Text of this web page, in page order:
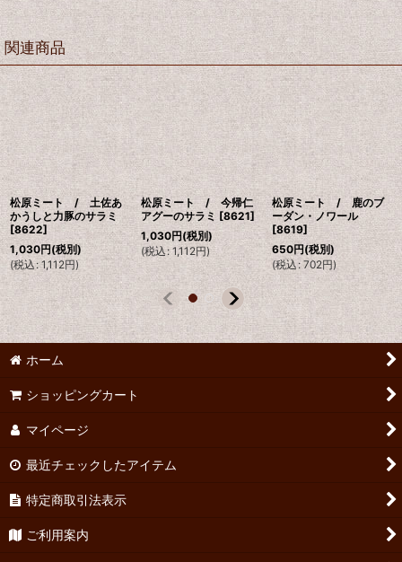
関連商品
松原ミート / 土佐あ
かうしと力豚のサラミ
[8622]
1,030円(税別)
(税込 : 1,112円)
松原ミート / 今帰仁
アグーのサラミ [8621]
1,030円(税別)
(税込: 1,112円)
松原ミート / 鹿のブ
ーダン・ノワール
[8619]
650円(税別)
(税込 : 702円)
ホーム
ショッピングカート
マイページ
最近チェックしたアイテム
特定商取引法表示
ご利用案内